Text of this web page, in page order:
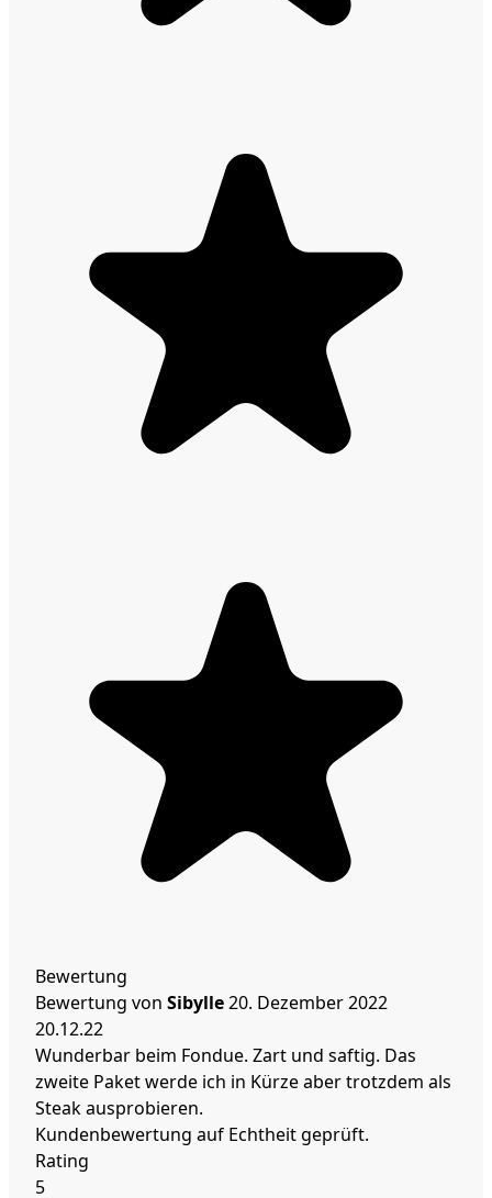
Bewertung
Bewertung von Sibylle20. Dezember 2022
20.12.22
Wunderbar beim Fondue. Zart und saftig. Das
zweite Paket werde ich in Kürze aber trotzdem als
Steak ausprobieren.
Kundenbewertung auf Echtheit geprüft.
Rating
5